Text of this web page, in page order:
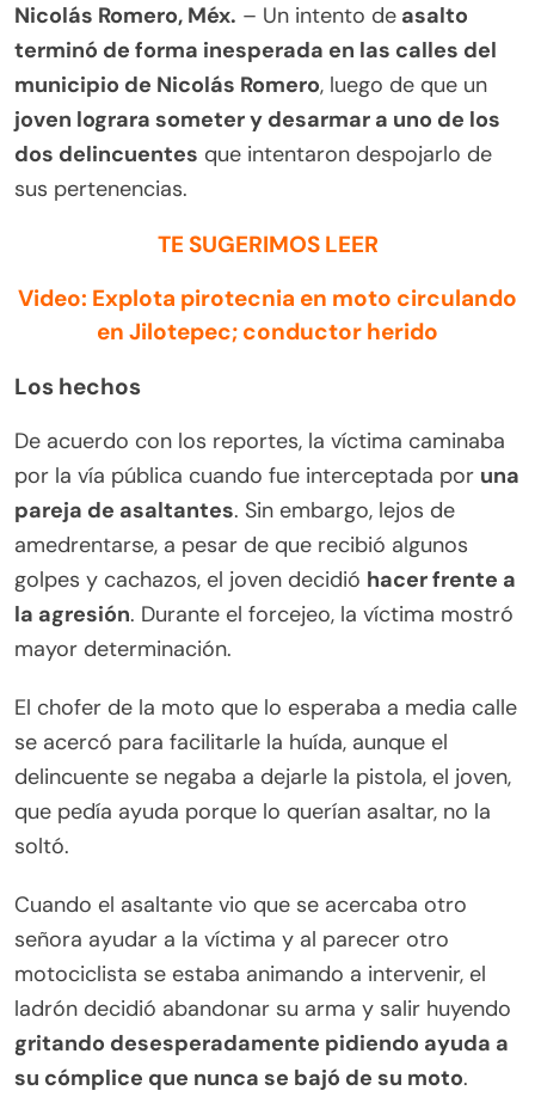
Nicolás Romero, Méx. – Un intento de asalto
terminó de forma inesperada en las calles del
municipio de Nicolás Romero, luego de que un
joven lograra someter y desarmar a uno de los
dos delincuentes que intentaron despojarlo de
sus pertenencias.
TE SUGERIMOS LEER
Video: Explota pirotecnia en moto circulando
en Jilotepec; conductor herido
Los hechos
De acuerdo con los reportes, la víctima caminaba
por la vía pública cuando fue interceptada por una
pareja de asaltantes. Sin embargo, lejos de
amedrentarse, a pesar de que recibió algunos
golpes y cachazos, el joven decidió hacer frente a
la agresión. Durante el forcejeo, la víctima mostró
mayor determinación.
El chofer de la moto que lo esperaba a media calle
se acercó para facilitarle la huída, aunque el
delincuente se negaba a dejarle la pistola, el joven,
que pedía ayuda porque lo querían asaltar, no la
soltó.
Cuando el asaltante vio que se acercaba otro
señora ayudar a la víctima y al parecer otro
motociclista se estaba animando a intervenir, el
ladrón decidió abandonar su arma y salir huyendo
gritando desesperadamente pidiendo ayuda a
su cómplice que nunca se bajó de su moto.